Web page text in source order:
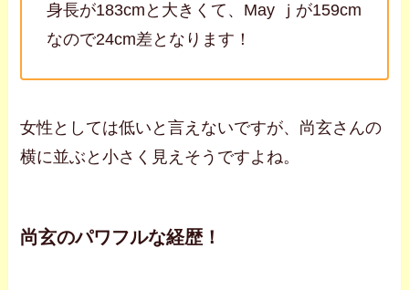
身長が183cmと大きくて、May ｊが159cm
なので24cm差となります！
女性としては低いと言えないですが、尚玄さんの
横に並ぶと小さく見えそうですよね。
尚玄のパワフルな経歴！